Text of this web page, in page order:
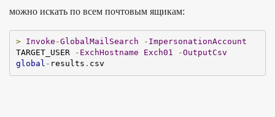
можно искать по всем почтовым ящикам:
> Invoke -GlobalMailSearch - ImpersonationAccount
TARGET_USER
- ExchHostname Exch01 -OutputCsv
global - results . csv